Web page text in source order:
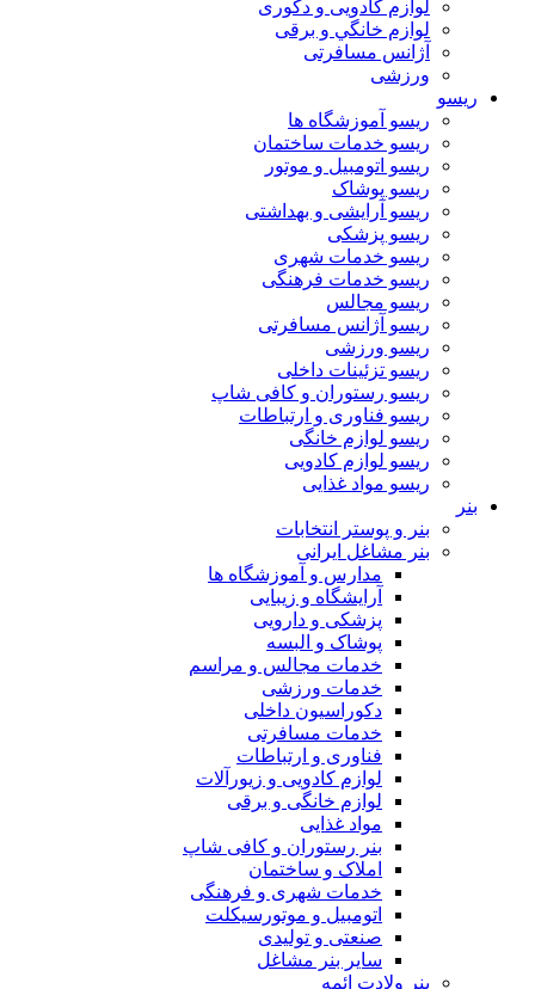
لوازم کادویی و دکوری
لوازم خانگي و برقی
آژانس مسافرتی
ورزشی
ریسو
ریسو آموزشگاه ها
ریسو خدمات ساختمان
ریسو اتومبیل و موتور
ریسو پوشاک
ریسو آرایشی و بهداشتی
ریسو پزشکی
ریسو خدمات شهری
ریسو خدمات فرهنگی
ریسو مجالس
ریسو آژانس مسافرتی
ریسو ورزشی
ریسو تزئینات داخلی
ریسو رستوران و کافی شاپ
ریسو فناوری و ارتباطات
ریسو لوازم خانگی
ریسو لوازم کادویی
ریسو مواد غذایی
بنر
بنر و پوستر انتخابات
بنر مشاغل ایرانی
مدارس و آموزشگاه ها
آرایشگاه و زیبایی
پزشکی و دارویی
پوشاک و البسه
خدمات مجالس و مراسم
خدمات ورزشی
دکوراسیون داخلی
خدمات مسافرتی
فناوری و ارتباطات
لوازم کادویی و زیورآلات
لوازم خانگی و برقی
مواد غذایی
بنر رستوران و کافی شاپ
املاک و ساختمان
خدمات شهری و فرهنگی
اتومبیل و موتورسیکلت
صنعتی و تولیدی
سایر بنر مشاغل
بنر ولادت ائمه